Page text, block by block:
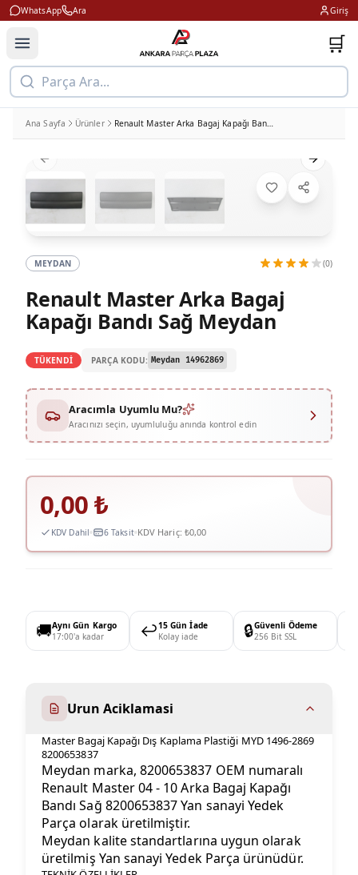
WhatsApp Ara Giriş
🛒
Parça Ara...
Ana Sayfa Ürünler Renault Master Arka Bagaj Kapağı Bandı Sağ Meydan
Previous slide Next
MEYDAN (0)
Renault Master Arka Bagaj
Kapağı Bandı Sağ Meydan
TÜKENDİ PARÇA KODU: Meydan 14962869
Aracımla Uyumlu Mu?
Aracınızı seçin, uyumluluğu anında kontrol edin
0,00₺
KDV Dahil 6 Taksit KDV Hariç: ₺0,00
🚚Aynı Gün Kargo
17:00'a kadar
↩️15 Gün İade
Kolay iade
🔒Güvenli Ödeme
256 Bit SSL
Urun Aciklamasi
Master Bagaj Kapağı Dış Kaplama Plastiği MYD 1496-2869
8200653837
Meydan marka, 8200653837 OEM numaralı
Renault Master 04 - 10 Arka Bagaj Kapağı
Bandı Sağ 8200653837 Yan sanayi Yedek
Parça olarak üretilmiştir.
Meydan kalite standartlarına uygun olarak
üretilmiş Yan sanayi Yedek Parça ürünüdür.